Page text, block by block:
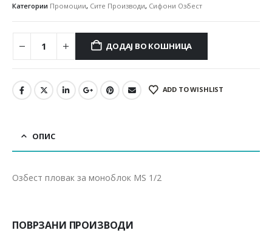
Категории Промоции, Сите Производи, Сифони Озбест
ДОДАЈ ВО КОШНИЦА
ADD TO WISHLIST
ОПИС
Озбест пловак за моноблок МS 1/2
ПОВРЗАНИ ПРОИЗВОДИ